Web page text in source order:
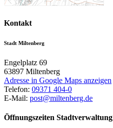
Kontakt
Stadt Miltenberg
Engelplatz 69
63897 Miltenberg
Adresse in Google Maps anzeigen
Telefon: 09371 404-0
E-Mail: post@miltenberg.de
Öffnungszeiten Stadtverwaltung